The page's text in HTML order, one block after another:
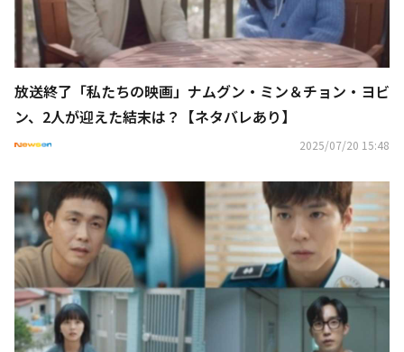
放送終了「私たちの映画」ナムグン・ミン＆チョン・ヨビ
ン、2人が迎えた結末は？【ネタバレあり】
2025/07/20 15:48